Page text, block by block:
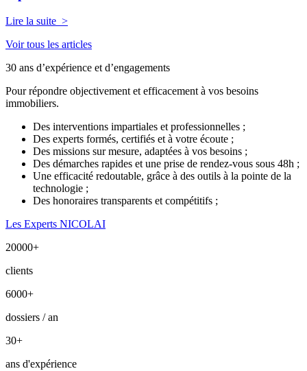
Lire la suite >
Voir tous les articles
30 ans d’expérience et d’engagements
Pour répondre objectivement et efficacement à vos besoins
immobiliers.
Des interventions impartiales et professionnelles ;
Des experts formés, certifiés et à votre écoute ;
Des missions sur mesure, adaptées à vos besoins ;
Des démarches rapides et une prise de rendez-vous sous 48h ;
Une efficacité redoutable, grâce à des outils à la pointe de la
technologie ;
Des honoraires transparents et compétitifs ;
Les Experts NICOLAI
20000+
clients
6000+
dossiers / an
30+
ans d'expérience